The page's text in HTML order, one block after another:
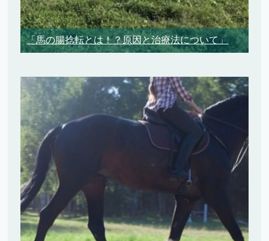
「馬の腸捻転とは！？原因と治療法について」